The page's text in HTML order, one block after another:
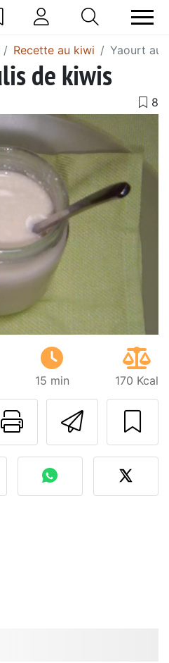
Recette au kiwi Yaourt au
de kiwis
15 min 170 Kcal
Imprimer
une
photo de